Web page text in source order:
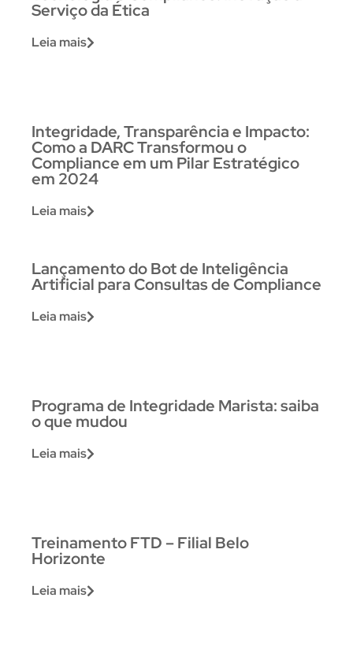
Serviço da Ética
Leia mais
Integridade, Transparência e Impacto:
Como a DARC Transformou o
Compliance em um Pilar Estratégico
em 2024
Leia mais
Lançamento do Bot de Inteligência
Artificial para Consultas de Compliance
Leia mais
Programa de Integridade Marista: saiba
o que mudou
Leia mais
Treinamento FTD – Filial Belo
Horizonte
Leia mais